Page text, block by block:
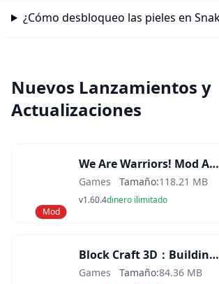
¿Cómo desbloqueo las pieles en
Nuevos Lanzamientos y
Actualizaciones
Mod
We Are Warriors! Mod APK
Games Tamaño:118.21 MB
v1.60.4dinero ilimitado
Block Craft 3D：Building Game Mod APK
Games Tamaño:84.36 MB